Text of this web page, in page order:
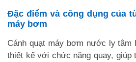
Đặc điểm và công dụng của
máy bơm
Cánh quạt máy bơm nước ly tâm
thiết kế với chức năng quay, giúp